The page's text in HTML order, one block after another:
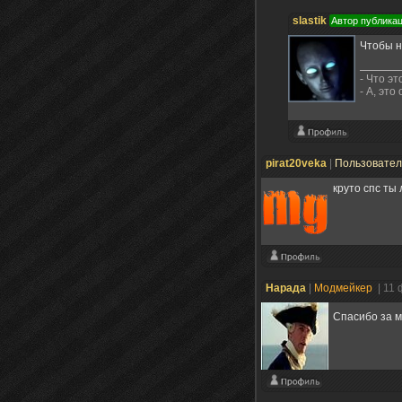
slastik Автор
Чтобы
- Что
- А, это
pirat20veka
круто спс
Нарада Модмейкер | 11
Спасибо за